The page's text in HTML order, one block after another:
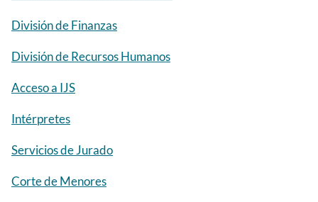
División de Finanzas
División de Recursos Humanos
Acceso a IJS
Intérpretes
Servicios de Jurado
Corte de Menores